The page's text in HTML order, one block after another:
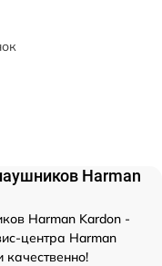
Harman
Harman Kardon -
центра Harman